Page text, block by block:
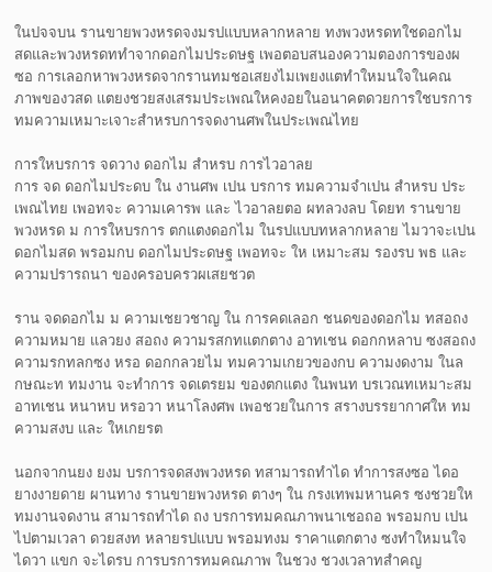
ในปจจบน รานขายพวงหรดจงมรปแบบหลากหลาย ทงพวงหรดทใชดอกไม
สดและพวงหรดททำจากดอกไมประดษฐ เพอตอบสนองความตองการของผ
ซอ การเลอกหาพวงหรดจากรานทมชอเสยงไมเพยงแตทำใหมนใจในคณ
ภาพของวสด แตยงชวยสงเสรมประเพณใหคงอยในอนาคตดวยการใชบรการ
ทมความเหมาะเจาะสำหรบการจดงานศพในประเพณไทย
การใหบรการ จดวาง ดอกไม สำหรบ การไวอาลย
การ จด ดอกไมประดบ ใน งานศพ เปน บรการ ทมความจำเปน สำหรบ ประ
เพณไทย เพอทจะ ความเคารพ และ ไวอาลยตอ ผทลวงลบ โดยท รานขาย
พวงหรด ม การใหบรการ ตกแตงดอกไม ในรปแบบทหลากหลาย ไมวาจะเปน
ดอกไมสด พรอมกบ ดอกไมประดษฐ เพอทจะ ให เหมาะสม รองรบ พธ และ
ความปรารถนา ของครอบครวผเสยชวต
ราน จดดอกไม ม ความเชยวชาญ ใน การคดเลอก ชนดของดอกไม ทสอถง
ความหมาย แลวยง สอถง ความรสกทแตกตาง อาทเชน ดอกกหลาบ ซงสอถง
ความรกทลกซง หรอ ดอกกลวยไม ทมความเกยวของกบ ความงดงาม ในล
กษณะท ทมงาน จะทำการ จดเตรยม ของตกแตง ในพนท บรเวณทเหมาะสม
อาทเชน หนาหบ หรอวา หนาโลงศพ เพอชวยในการ สรางบรรยากาศให ทม
ความสงบ และ ใหเกยรต
นอกจากนยง ยงม บรการจดสงพวงหรด ทสามารถทำได ทำการสงซอ ไดอ
ยางงายดาย ผานทาง รานขายพวงหรด ตางๆ ใน กรงเทพมหานคร ซงชวยให
ทมงานจดงาน สามารถทำได ถง บรการทมคณภาพนาเชอถอ พรอมกบ เปน
ไปตามเวลา ดวยสงท หลายรปแบบ พรอมทงม ราคาแตกตาง ซงทำใหมนใจ
ไดวา แขก จะไดรบ การบรการทมคณภาพ ในชวง ชวงเวลาทสำคญ